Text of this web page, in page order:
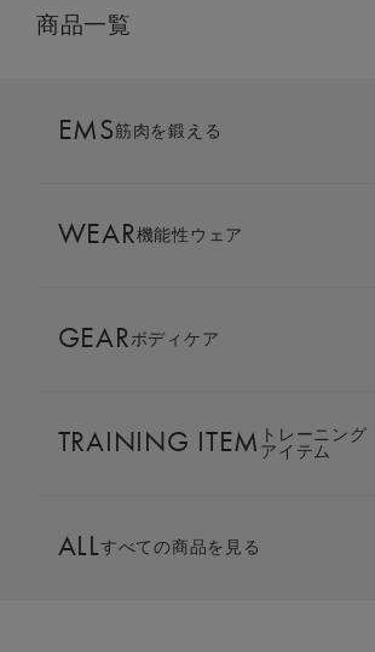
LIVE SHOPPING
AMBASSADOR
SIXPAD APP
COLUMN
LARGE ORDER ⼤⼝注⽂窓⼝
MULTI EMS
商品一覧
EMS筋肉を鍛える
WEAR機能性ウェア
GEARボディケア
TRAINING ITEM トレーニング
アイテム
ALLすべての商品を見る
上下セット